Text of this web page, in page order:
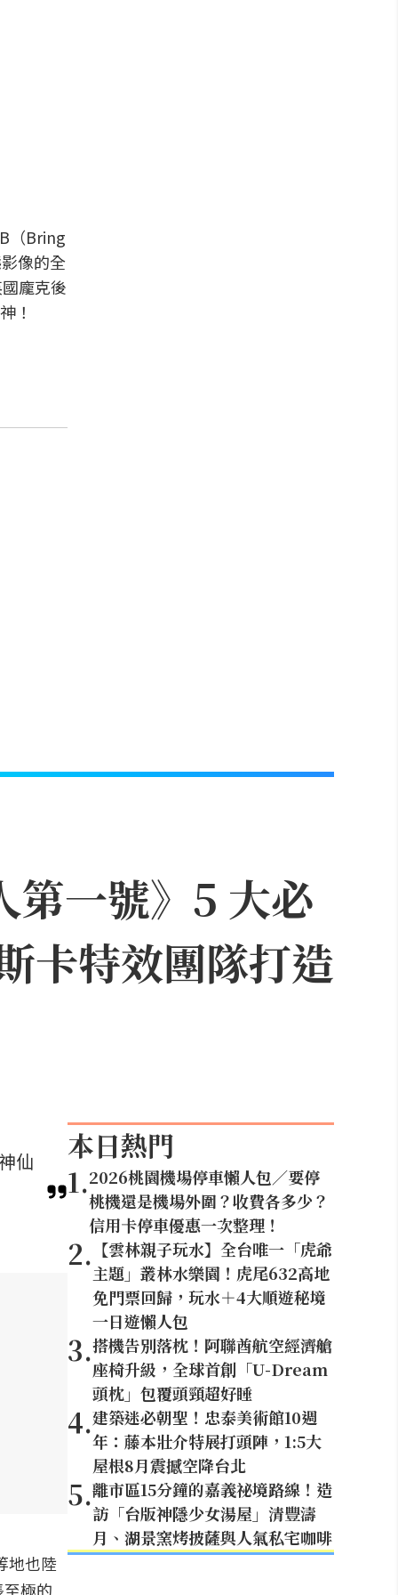
（Bring
像的全
龐克後
！
一號》5 大必
卡特效團隊打造
仙
地也陸
極的
本日熱門
1.2026桃園機場停車懶人包／要停
桃機還是機場外圍？收費各多少？
信用卡停車優惠一次整理！
2. 【雲林親子玩水】全台唯一「虎爺
主題」叢林水樂園！虎尾632高地
免門票回歸，玩水＋4大順遊秘境
一日遊懶人包
3.搭機告別落枕！阿聯酋航空經濟艙
座椅升級，全球首創「U-Dream
頭枕」包覆頭頸超好睡
4.建築迷必朝聖！忠泰美術館10週
年：藤本壯介特展打頭陣，1:5大
屋根8月震撼空降台北
5.離市區15分鐘的嘉義祕境路線！造
訪「台版神隱少女湯屋」清豐濤
月、湖景窯烤披薩與人氣私宅咖啡